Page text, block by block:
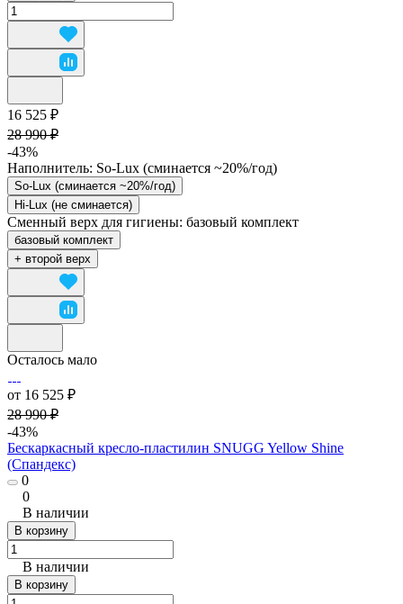
16 525 ₽
28 990 ₽
-43%
Наполнитель: So-Lux (cминается ~20%/год)
So-Lux (cминается ~20%/год)
Hi-Lux (не сминается)
Сменный верх для гигиены: базовый комплект
базовый комплект
+ второй верх
Осталось мало
от 16 525 ₽
28 990 ₽
-43%
Бескаркасный кресло-пластилин SNUGG Yellow Shine
(Спандекс)
0
0
В наличии
В корзину
В наличии
В корзину